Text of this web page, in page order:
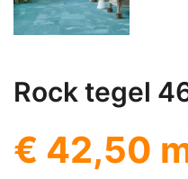
Rock tegel
€ 42,50